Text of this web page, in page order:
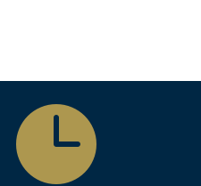
